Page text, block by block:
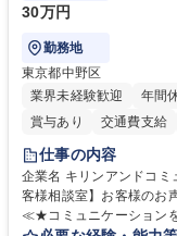
30万円
勤務地
東京都中野区
業界未経験歓迎
年間
賞与あり
交通費支給
仕事の内容
企業名 キリンアンドコミュニケー
客様相談室】お客様のお声を
≪★コミュニケーション